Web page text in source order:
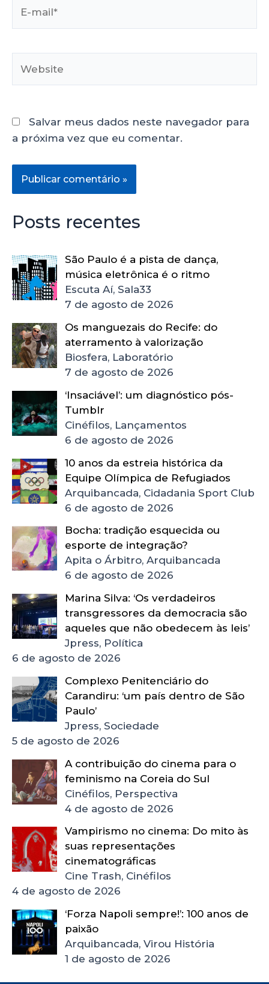
Salvar meus dados neste navegador para
a próxima vez que eu comentar.
Posts recentes
São Paulo é a pista de dança,
música eletrônica é o ritmo
Escuta Aí, Sala33
7 de agosto de 2026
Os manguezais do Recife: do
aterramento à valorização
Biosfera, Laboratório
7 de agosto de 2026
‘Insaciável’: um diagnóstico pós-
Tumblr
Cinéfilos, Lançamentos
6 de agosto de 2026
10 anos da estreia histórica da
Equipe Olímpica de Refugiados
Arquibancada, Cidadania Sport Club
6 de agosto de 2026
Bocha: tradição esquecida ou
esporte de integração?
Apita o Árbitro, Arquibancada
6 de agosto de 2026
Marina Silva: ‘Os verdadeiros
transgressores da democracia são
aqueles que não obedecem às leis’
Jpress, Política
6 de agosto de 2026
Complexo Penitenciário do
Carandiru: ‘um país dentro de São
Paulo’
Jpress, Sociedade
5 de agosto de 2026
A contribuição do cinema para o
feminismo na Coreia do Sul
Cinéfilos, Perspectiva
4 de agosto de 2026
Vampirismo no cinema: Do mito às
suas representações
cinematográficas
Cine Trash, Cinéfilos
4 de agosto de 2026
‘Forza Napoli sempre!’: 100 anos de
paixão
Arquibancada, Virou História
1 de agosto de 2026